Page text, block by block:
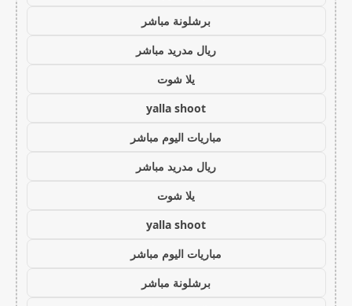
برشلونة مباشر
ريال مدريد مباشر
يلا شوت
yalla shoot
مباريات اليوم مباشر
ريال مدريد مباشر
يلا شوت
yalla shoot
مباريات اليوم مباشر
برشلونة مباشر